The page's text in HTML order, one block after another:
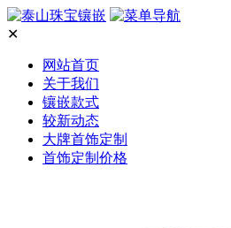
✕
网站首页
关于我们
镶嵌款式
较新动态
大牌首饰定制
首饰定制价格